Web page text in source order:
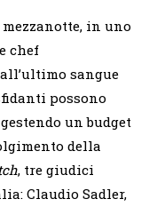
in uno
chef
sangue
possono
un budget
della
, tre giudici
Claudio Sadler,